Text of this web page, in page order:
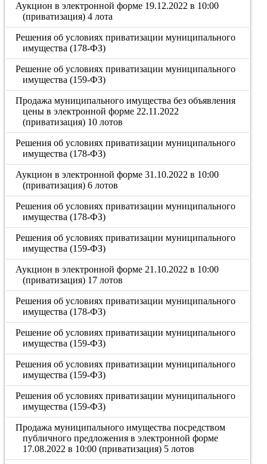
Аукцион в электронной форме 19.12.2022 в 10:00
(приватизация) 4 лота
Решения об условиях приватизации муниципального
имущества (178-ФЗ)
Решение об условиях приватизации муниципального
имущества (159-ФЗ)
Продажа муниципального имущества без объявления
цены в электронной форме 22.11.2022
(приватизация) 10 лотов
Решения об условиях приватизации муниципального
имущества (178-ФЗ)
Аукцион в электронной форме 31.10.2022 в 10:00
(приватизация) 6 лотов
Решения об условиях приватизации муниципального
имущества (178-ФЗ)
Решения об условиях приватизации муниципального
имущества (159-ФЗ)
Аукцион в электронной форме 21.10.2022 в 10:00
(приватизация) 17 лотов
Решения об условиях приватизации муниципального
имущества (178-ФЗ)
Решение об условиях приватизации муниципального
имущества (159-ФЗ)
Решения об условиях приватизации муниципального
имущества (159-ФЗ)
Решения об условиях приватизации муниципального
имущества (159-ФЗ)
Продажа муниципального имущества посредством
публичного предложения в электронной форме
17.08.2022 в 10:00 (приватизация) 5 лотов